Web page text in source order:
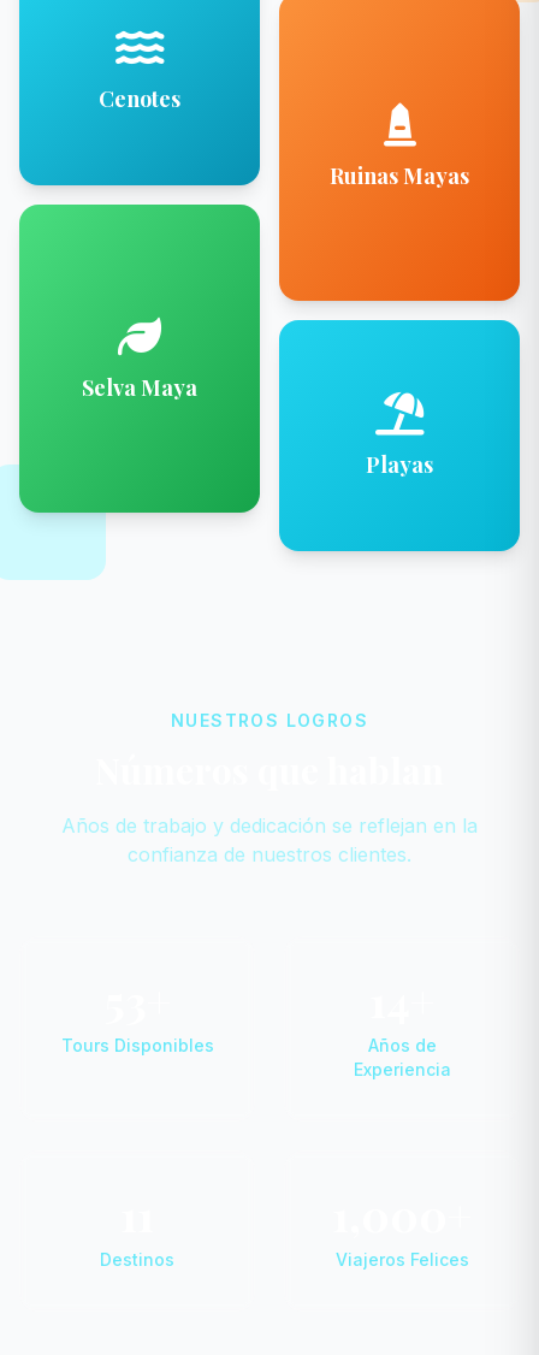
Cenotes
Selva Maya
Ruinas Mayas
Playas
NUESTROS LOGROS
Años de trabajo y dedicación se reflejan en la
confianza de nuestros clientes.
Tours Disponibles
Años de
Experiencia
Destinos Viajeros Felices